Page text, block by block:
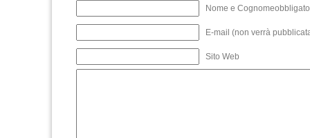
Nome e
E-mail (non verrà
Sito Web